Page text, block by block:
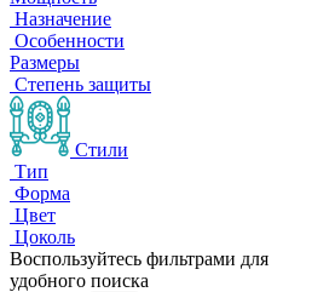
Назначение
Особенности
Размеры
Степень защиты
Стили
Тип
Форма
Цвет
Цоколь
Воспользуйтесь фильтрами для
удобного поиска